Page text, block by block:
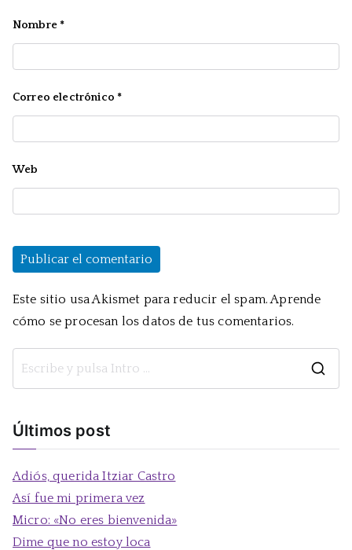
Nombre *
Correo electrónico *
Web
Este sitio usa Akismet para reducir el spam.Aprende
cómo se procesan los datos de tus comentarios.
Últimos post
Adiós, querida Itziar Castro
Así fue mi primera vez
Micro: «No eres bienvenida»
Dime que no estoy loca